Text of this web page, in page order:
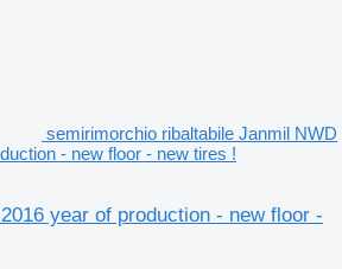
semirimorchio ribaltabile Janmil NWD
- new floor - new tires !
year of production - new floor -